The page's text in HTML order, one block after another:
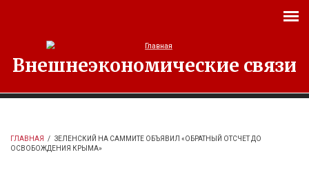
Внешнеэкономические связи
ГЛАВНАЯ / ЗЕЛЕНСКИЙ НА САММИТЕ ОБЪЯВИЛ «ОБРАТНЫЙ ОТСЧЕТ ДО
ОСВОБОЖДЕНИЯ КРЫМА»